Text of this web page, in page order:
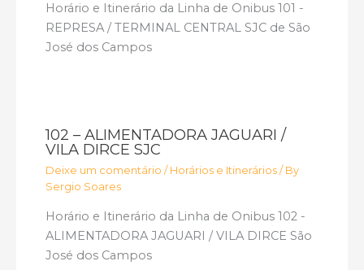
Horário e Itinerário da Linha de Onibus 101 -
REPRESA / TERMINAL CENTRAL SJC de São
José dos Campos
102 – ALIMENTADORA JAGUARI /
VILA DIRCE SJC
Deixe um comentário / Horários e Itinerários / By
Sergio Soares
Horário e Itinerário da Linha de Onibus 102 -
ALIMENTADORA JAGUARI / VILA DIRCE São
José dos Campos